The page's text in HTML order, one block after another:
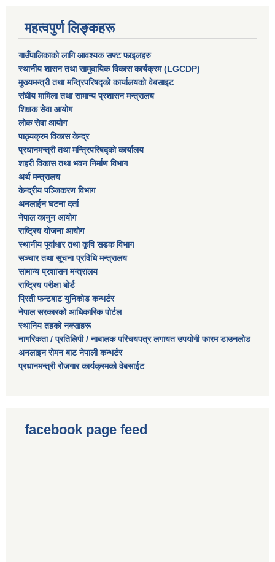
महत्वपुर्ण लिङ्कहरू
गाउँपालिकाको लागि आवश्यक सफ्ट फाइलहरु
स्थानीय शासन तथा सामुदायिक विकास कार्यक्रम (LGCDP)
मुख्यमन्त्री तथा मन्त्रिपरिषद्को कार्यालयको वेबसाइट
संघीय मामिला तथा सामान्य प्रशासन मन्त्रालय
शिक्षक सेवा आयोग
लोक सेवा आयोग
पाठ्यक्रम विकास केन्द्र
प्रधानमन्त्री तथा मन्त्रिपरिषद्को कार्यालय
शहरी विकास तथा भवन निर्माण विभाग
अर्थ मन्त्रालय
केन्द्रीय पञ्जिकरण विभाग
अनलाईन घटना दर्ता
नेपाल कानुन आयोग
राष्ट्रिय योजना आयोग
स्थानीय पूर्वाधार तथा कृषि सडक विभाग
सञ्‍चार तथा सूचना प्रविधि मन्त्रालय
सामान्य प्रशासन मन्त्रालय
राष्ट्रिय परीक्षा बोर्ड
प्रिती फन्टबाट युनिकोड कन्भर्टर
नेपाल सरकारको आधिकारिक पोर्टल
स्थानिय तहको नक्साहरू
नागरिकता / प्रतिलिपी / नाबालक परिचयपत्र लगायत उपयोगी फारम डाउनलोड
अनलाइन रोमन बाट नेपाली कन्भर्टर
प्रधानमन्त्री रोजगार कार्यक्रमको वेबसाईट
facebook page feed